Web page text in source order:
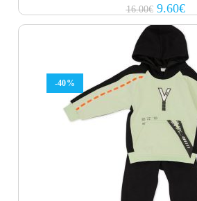
16.00€ Original
price
was:
16.00€.
9.60€
is:
-40%